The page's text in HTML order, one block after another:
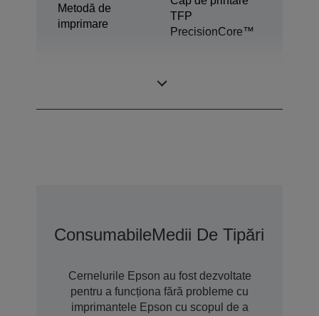
Metodă de
imprimare
TFP
PrecisionCore™
ConsumabileMedii De Tipărire
Cernelurile Epson au fost dezvoltate
pentru a funcționa fără probleme cu
imprimantele Epson cu scopul de a